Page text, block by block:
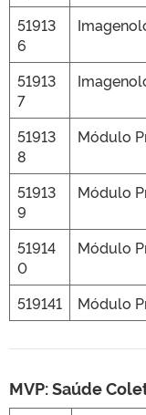
51913
6
51913
7
51913
8
Módulo
51913
9
Módulo
51914
0
Módulo
519141 Módulo
MVP: Saúde